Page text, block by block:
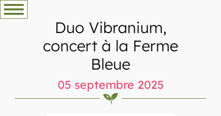
Aller
au
Duo Vibranium,
concert à la Ferme
Bleue
05 septembre 2025